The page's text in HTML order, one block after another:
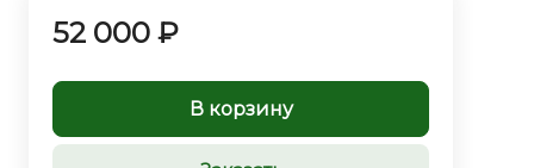
52 000 ₽
В корзину